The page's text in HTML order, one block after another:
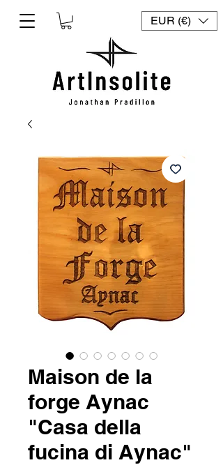
EUR (€)
Maison de la
forge Aynac
"Casa della
fucina di Aynac"